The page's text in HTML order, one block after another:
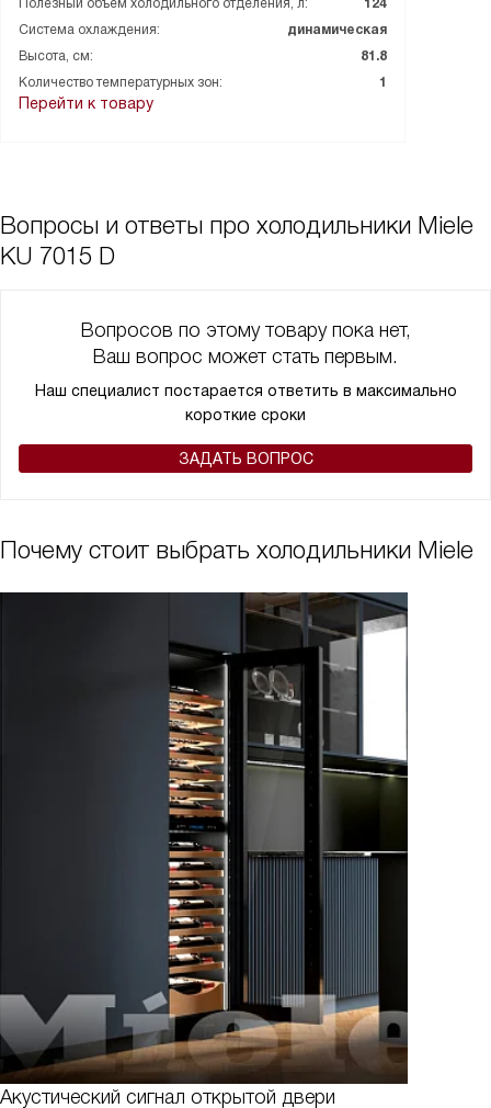
Полезный объем холодильного отделения, л:
124
Система охлаждения:
динамическая
Высота, см:
81.8
Количество температурных зон:
1
Перейти к товару
Вопросы и ответы про холодильники Miele
KU 7015 D
Вопросов по этому товару пока нет,
Ваш вопрос может стать первым.
Наш специалист постарается ответить в максимально
короткие сроки
ЗАДАТЬ ВОПРОС
Почему стоит выбрать холодильники Miele
Акустический сигнал открытой двери